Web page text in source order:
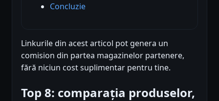
Concluzie
Linkurile din acest articol pot genera un
comision din partea magazinelor partenere,
fără niciun cost suplimentar pentru tine.
Top 8: comparația produselor,